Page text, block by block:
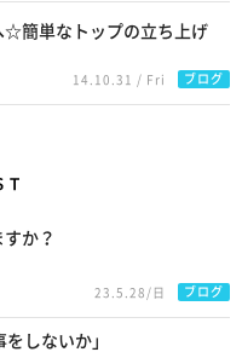
☆簡単なトップの立ち上げ
14.10.31 / Fri ブログ
か？
23.5.28/日 ブログ
しないか」